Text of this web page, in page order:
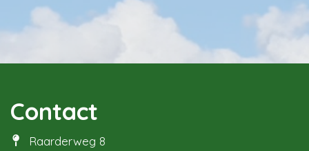
Contact
Raarderweg 8